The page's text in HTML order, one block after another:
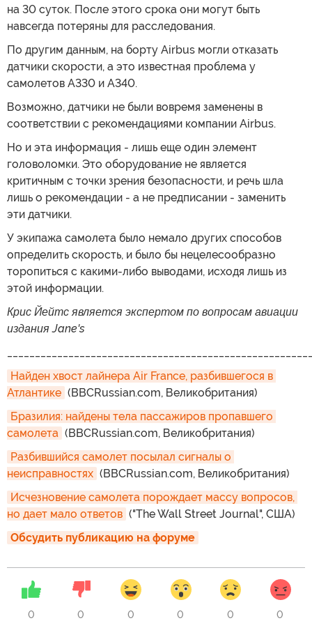
на 30 суток. После этого срока они могут быть
навсегда потеряны для расследования.
По другим данным, на борту Airbus могли отказать
датчики скорости, а это известная проблема у
самолетов А330 и А340.
Возможно, датчики не были вовремя заменены в
соответствии с рекомендациями компании Airbus.
Но и эта информация - лишь еще один элемент
головоломки. Это оборудование не является
критичным с точки зрения безопасности, и речь шла
лишь о рекомендации - а не предписании - заменить
эти датчики.
У экипажа самолета было немало других способов
определить скорость, и было бы нецелесообразно
торопиться с какими-либо выводами, исходя лишь из
этой информации.
Крис Йейтс является экспертом по вопросам авиации
издания Jane's
Найден хвост лайнера Air France, разбившегося в
Атлантике (BBCRussian.com, Великобритания)
Бразилия: найдены тела пассажиров пропавшего
самолета (BBCRussian.com, Великобритания)
Разбившийся самолет посылал сигналы о
неисправностях (BBCRussian.com, Великобритания)
Исчезновение самолета порождает массу вопросов,
но дает мало ответов ("The Wall Street Journal", США)
Обсудить публикацию на форуме
0 0 0 0 0 0